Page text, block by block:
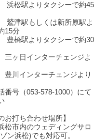
浜松駅よりタクシーで約45
鷲津駅もしくは新所原駅よ
15分
豊橋駅よりタクシーで約30
ヶ日インターチェンジよ
川インターチェンジより
番号（053-578-1000）にて
お打ち合わせ場所】
松市内のウェディングサロ
ン浜松)でも対応可。